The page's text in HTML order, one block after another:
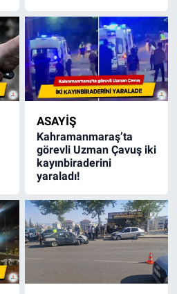
ASAYİŞ
Kahramanmaraş’ta
görevli Uzman Çavuş iki
kayınbiraderini
yaraladı!